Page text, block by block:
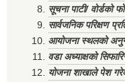
सूचना पाटी/ वोर्डको
सार्वजनिक परिक्षण
आयोजना स्थलको
वडा अध्याक्षको
योजना शाखाले पेश